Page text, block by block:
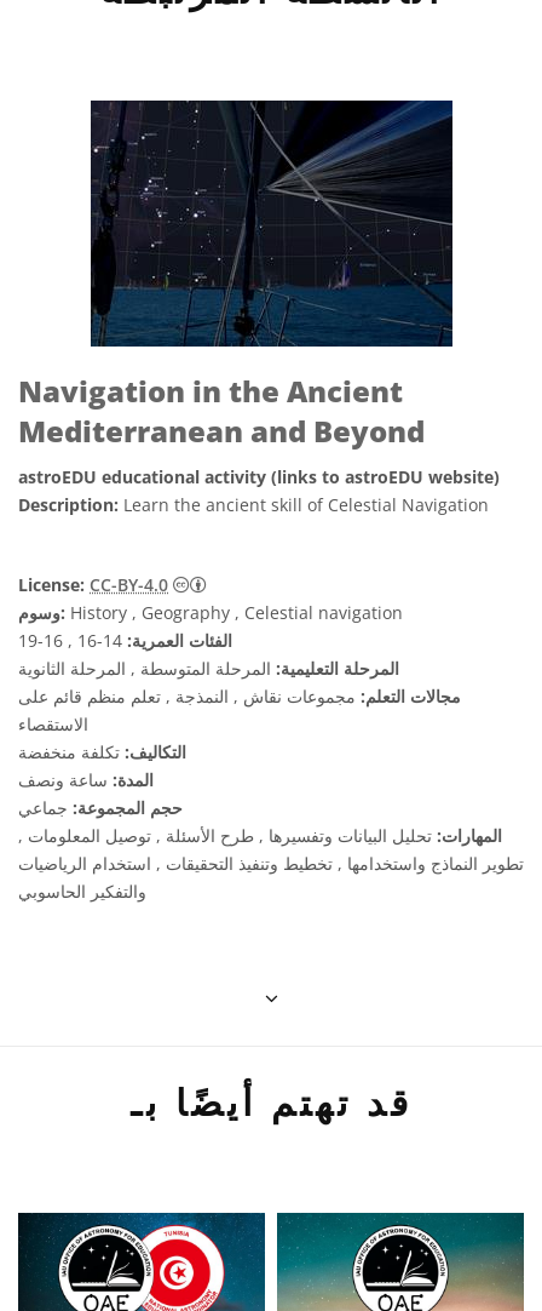
Navigation in the Ancient
Mediterranean and Beyond
astroEDU educational activity (links to astroEDU website)
Description: Learn the ancient skill of Celestial Navigation
License: CC-BY-4.0
وسوم: History , Geography , Celestial navigation
الفئات العمرية:
المرحلة التعليمية: المرحلة المتوسطة , المرحلة الثانوية
مجالات التعلم: مجموعات نقاش , النمذجة , تعلم منظم قائم على
الاستقصاء
التكاليف: تكلفة منخفضة
المدة: ساعة ونصف
حجم المجموعة: جماعي
المهارات: تحليل البيانات وتفسيرها , طرح الأسئلة , توصيل المعلومات ,
تطوير النماذج واستخدامها , تخطيط وتنفيذ التحقيقات , استخدام الرياضيات
والتفكير الحاسوبي
قد تهتم أيضًا بـ